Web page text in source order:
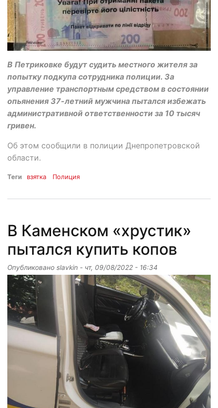
В Петриковке будут судить местного жителя за
попытку подкупа сотрудника полиции. За
управление транспортным средством в состоянии
опьянения 37-летний мужчина пытался избежать
административной ответственности за 10 тысяч
гривен.
Об этом сообщили в полиции Днепропетровской
области.
Теги взятка Полиция
В Каменском «хрустик»
пытался купить копов
Опубликовано slavkin - чт, 09/08/2022 - 16:34